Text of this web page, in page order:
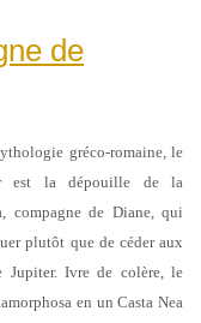
de
gréco-romaine, le
est la dépouille de la
compagne de Diane, qui
plutôt que de céder aux
Jupiter. Ivre de colère, le
en un Casta Nea